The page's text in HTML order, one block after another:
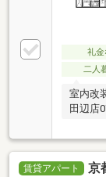
礼金
二人
室内改
田辺店
賃貸アパート
京